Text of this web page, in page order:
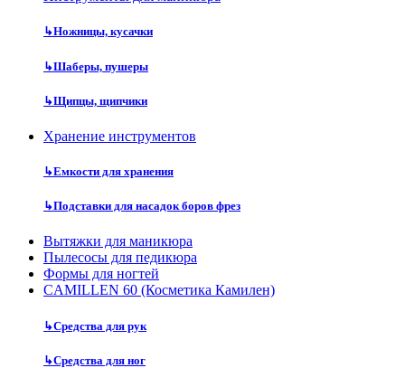
↳Ножницы, кусачки
↳Шаберы, пушеры
↳Щипцы, щипчики
Хранение инструментов
↳Емкости для хранения
↳Подставки для насадок боров фрез
Вытяжки для маникюра
Пылесосы для педикюра
Формы для ногтей
CAMILLEN 60 (Косметика Камилен)
↳Средства для рук
↳Средства для ног